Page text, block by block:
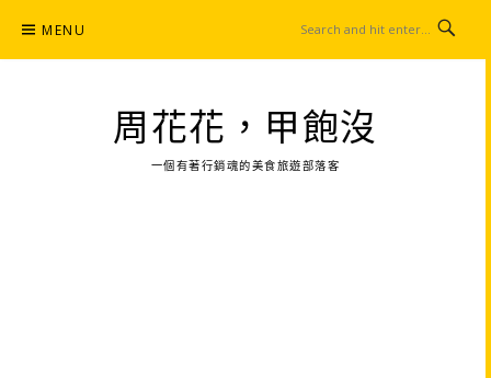
content
MENU
周花花，甲飽沒
一個有著行銷魂的美食旅遊部落客